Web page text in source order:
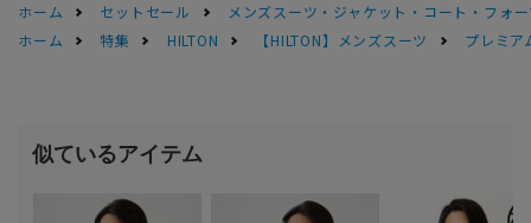
ホーム
セットセール
メンズスーツ・ジャケット・コート・フォ
ホーム
特集 HILTON 【HILTON】メンズスーツ プレミア